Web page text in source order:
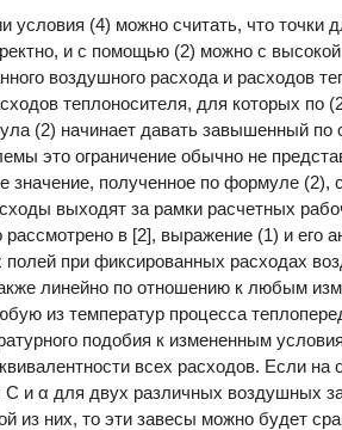
условия (4) можно считать, что точки
и с помощью (2) можно с
воздушного расхода и расходов
теплоносителя, для которых по
(2) начинает давать завышенный по
это ограничение обычно не
значение, полученное по формуле (2),
выходят за рамки расчетных
в [2], выражение (1) и его
при фиксированных расходах
линейно по отношению к любым
из температур процесса
подобия к измененным
всех расходов. Если на
и α для двух различных воздушных
из них, то эти завесы можно будет